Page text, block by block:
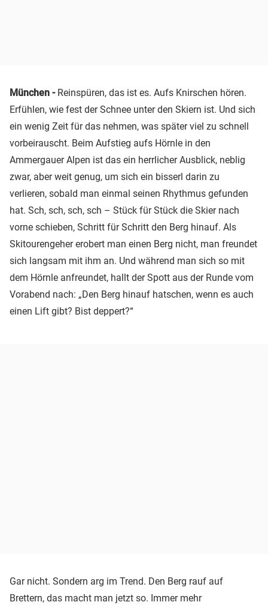
München - Reinspüren, das ist es. Aufs Knirschen hören.
Erfühlen, wie fest der Schnee unter den Skiern ist. Und sich
ein wenig Zeit für das nehmen, was später viel zu schnell
vorbeirauscht. Beim Aufstieg aufs Hörnle in den
Ammergauer Alpen ist das ein herrlicher Ausblick, neblig
zwar, aber weit genug, um sich ein bisserl darin zu
verlieren, sobald man einmal seinen Rhythmus gefunden
hat. Sch, sch, sch, sch – Stück für Stück die Skier nach
vorne schieben, Schritt für Schritt den Berg hinauf. Als
Skitourengeher erobert man einen Berg nicht, man freundet
sich langsam mit ihm an. Und während man sich so mit
dem Hörnle anfreundet, hallt der Spott aus der Runde vom
Vorabend nach: „Den Berg hinauf hatschen, wenn es auch
einen Lift gibt? Bist deppert?“
Gar nicht. Sondern arg im Trend. Den Berg rauf auf
Brettern, das macht man jetzt so. Immer mehr